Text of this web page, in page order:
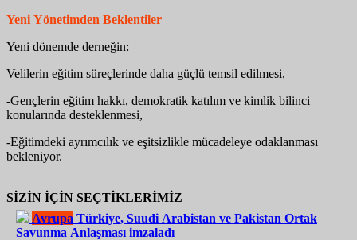
Yeni Yönetimden Beklentiler
Yeni dönemde derneğin:
Velilerin eğitim süreçlerinde daha güçlü temsil edilmesi,
-Gençlerin eğitim hakkı, demokratik katılım ve kimlik bilinci
konularında desteklenmesi,
-Eğitimdeki ayrımcılık ve eşitsizlikle mücadeleye odaklanması
bekleniyor.
SİZİN İÇİN SEÇTİKLERİMİZ
Avrupa Türkiye, Suudi Arabistan ve Pakistan Ortak
Savunma Anlaşması imzaladı